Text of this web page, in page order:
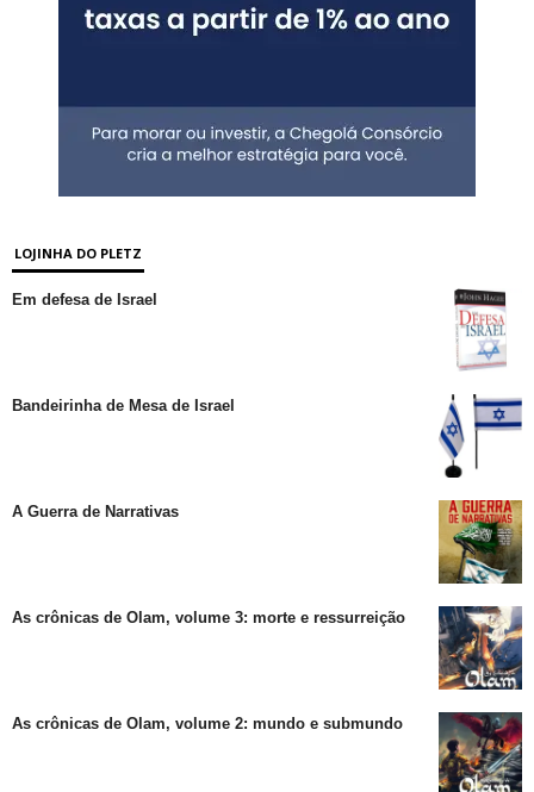
LOJINHA DO PLETZ
Em defesa de Israel
Bandeirinha de Mesa de Israel
A Guerra de Narrativas
As crônicas de Olam, volume 3: morte e ressurreição
As crônicas de Olam, volume 2: mundo e submundo